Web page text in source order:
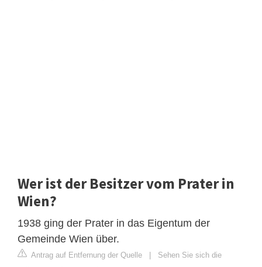
Wer ist der Besitzer vom Prater in
Wien?
1938 ging der Prater in das Eigentum der
Gemeinde Wien über.
Antrag auf Entfernung der Quelle
Sehen Sie sich die